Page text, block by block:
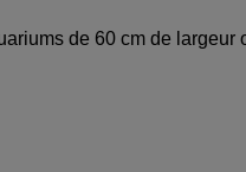
de 60 cm de largeur